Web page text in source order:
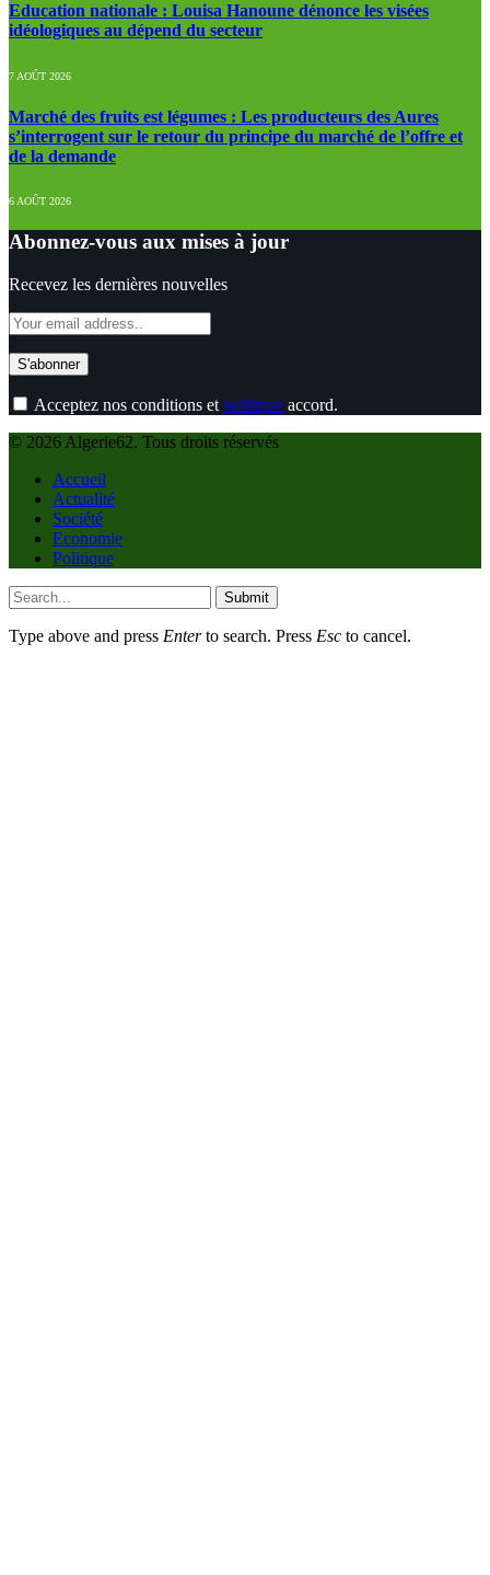
Education nationale : Louisa Hanoune dénonce les visées
idéologiques au dépend du secteur
7 AOÛT 2026
Marché des fruits est légumes : Les producteurs des Aures
s’interrogent sur le retour du principe du marché de l’offre et
de la demande
6 AOÛT 2026
Abonnez-vous aux mises à jour
Recevez les dernières nouvelles
Acceptez nos conditions et politique accord.
© 2026 Algerie62. Tous droits réservés
Accueil
Actualité
Société
Economie
Politique
Submit
Type above and press Enterto search. Press Esc to cancel.